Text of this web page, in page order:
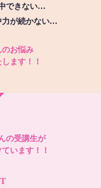
できない…
力が続かない…
のお悩み
ます！！
の受講生が
います！！